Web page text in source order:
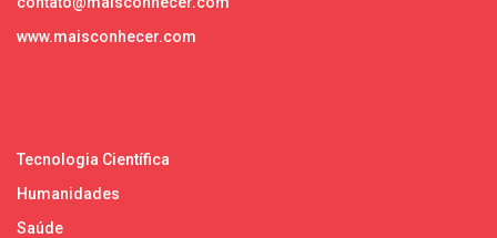
www.maisconhecer.com
Tecnologia Científica
Humanidades
Saúde